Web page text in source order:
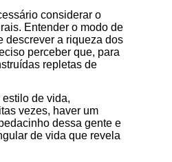
considerar o
Entender o modo de
descrever a riqueza dos
perceber que, para
repletas de
de vida,
vezes, haver um
dessa gente e
de vida que revela